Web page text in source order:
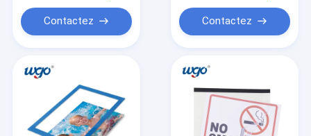
Contactez Contactez